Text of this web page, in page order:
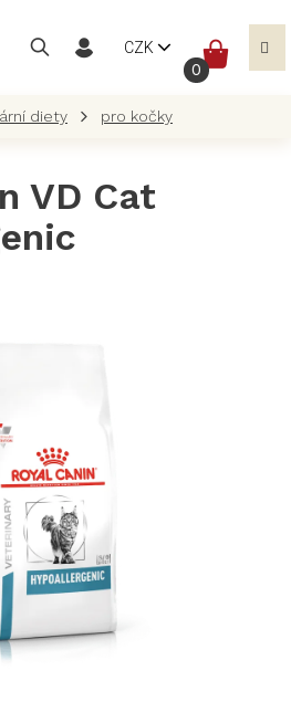
CZK
diety pro kočky
VD Cat